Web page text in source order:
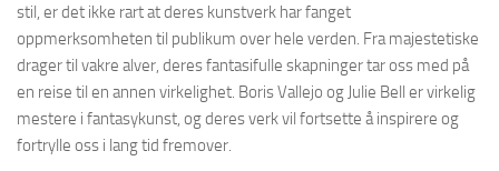
stil, er det ikke rart at deres kunstverk har fanget
oppmerksomheten til publikum over hele verden. Fra majestetiske
drager til vakre alver, deres fantasifulle skapninger tar oss med på
en reise til en annen virkelighet. Boris Vallejo og Julie Bell er virkelig
mestere i fantasykunst, og deres verk vil fortsette å inspirere og
fortrylle oss i lang tid fremover.